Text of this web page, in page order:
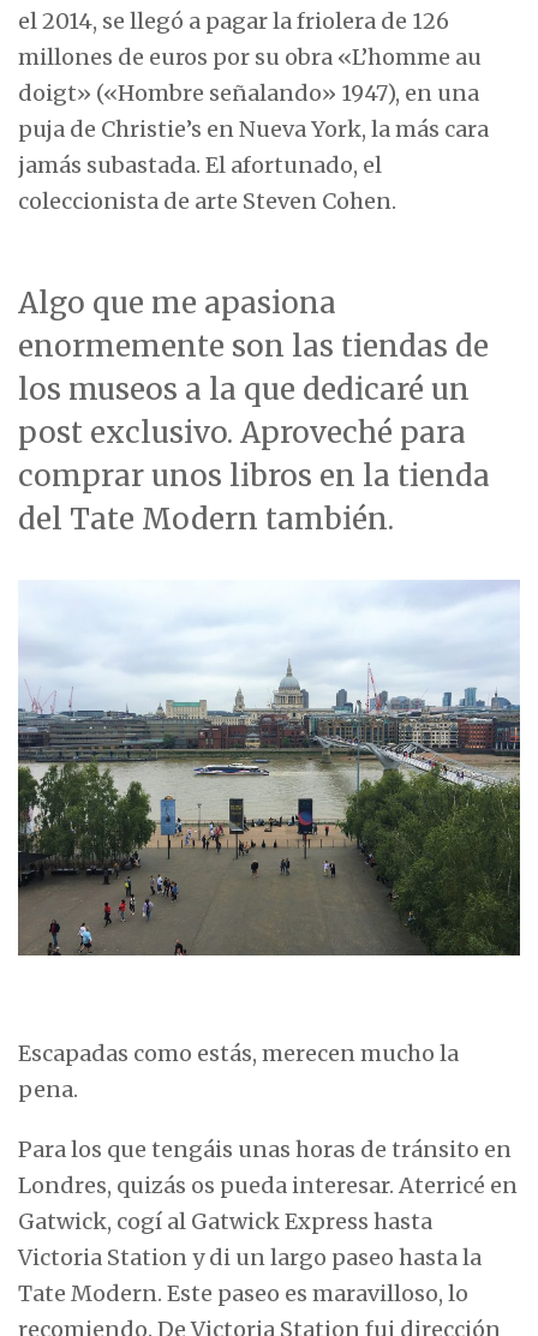
el 2014, se llegó a pagar la friolera de 126
millones de euros por su obra «L’homme au
doigt» («Hombre señalando» 1947), en una
puja de Christie’s en Nueva York, la más cara
jamás subastada. El afortunado, el
coleccionista de arte Steven Cohen.
Algo que me apasiona
enormemente son las tiendas de
los museos a la que dedicaré un
post exclusivo. Aproveché para
comprar unos libros en la tienda
del Tate Modern también.
Escapadas como estás, merecen mucho la
pena.
Para los que tengáis unas horas de tránsito en
Londres, quizás os pueda interesar. Aterricé en
Gatwick, cogí al Gatwick Express hasta
Victoria Station y di un largo paseo hasta la
Tate Modern. Este paseo es maravilloso, lo
recomiendo. De Victoria Station fui dirección